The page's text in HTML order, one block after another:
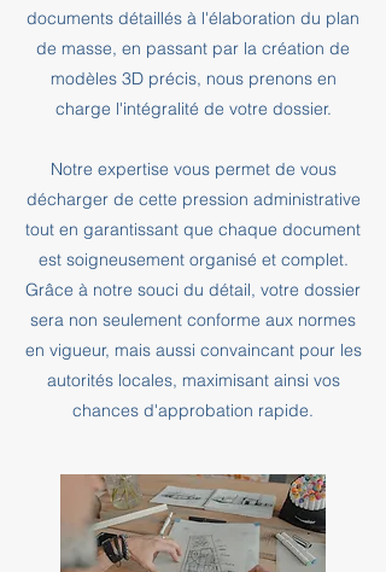
documents détaillés à l'élaboration du plan
de masse, en passant par la création de
modèles 3D précis, nous prenons en
charge l'intégralité de votre dossier.
Notre expertise vous permet de vous
décharger de cette pression administrative
tout en garantissant que chaque document
est soigneusement organisé et complet.
Grâce à notre souci du détail, votre dossier
sera non seulement conforme aux normes
en vigueur, mais aussi convaincant pour les
autorités locales, maximisant ainsi vos
chances d'approbation rapide.